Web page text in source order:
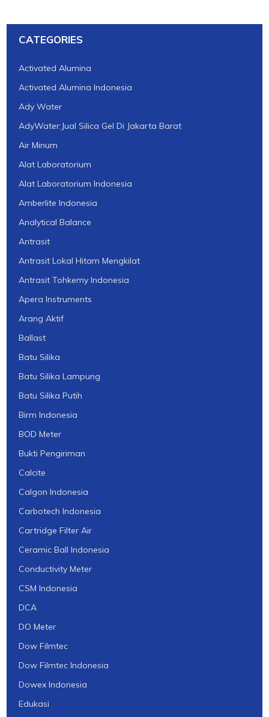
CATEGORIES
Activated Alumina
Activated Alumina Indonesia
Ady Water
AdyWater:Jual Silica Gel Di Jakarta Barat
Air Minum
Alat Laboratorium
Alat Laboratorium Indonesia
Amberlite Indonesia
Analytical Balance
Antrasit
Antrasit Lokal Hitam Mengkilat
Antrasit Tohkemy Indonesia
Apera Instruments
Arang Aktif
Ballast
Batu Silika
Batu Silika Lampung
Batu Silika Putih
Birm Indonesia
BOD Meter
Bukti Pengiriman
Calcite
Calgon Indonesia
Carbotech Indonesia
Cartridge Filter Air
Ceramic Ball Indonesia
Conductivity Meter
CSM Indonesia
DCA
DO Meter
Dow Filmtec
Dow Filmtec Indonesia
Dowex Indonesia
Edukasi